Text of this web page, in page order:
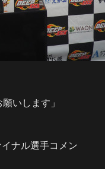
いします」
ナル選手コメン